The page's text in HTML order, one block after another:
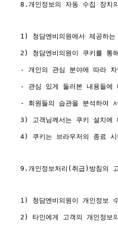
8.개인정보의 자동 수집 장
1) 청담엔비의원에서 제공하
2) 청담엔비의원이 쿠키를
- 개인의 관심 분야에 따라 차
- 관심 있게 둘러본 내용들에
- 회원들의 습관을 분석하여
3) 고객님께서는 쿠키 설치에
4) 쿠키는 브라우저의 종료
9.개인정보처리(취급)방침의
1) 청담엔비의원이 개인정보
2) 타인에게 고객의 개인정보